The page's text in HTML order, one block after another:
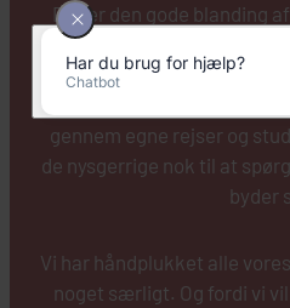
Det er den gode blanding
massiv viden om
rejseledere gang på
oplevelse. De taler
gennem egne rejser og
de nysgerrige nok til at
byder
Vi har håndplukket alle vores
noget særligt. Og fordi vi